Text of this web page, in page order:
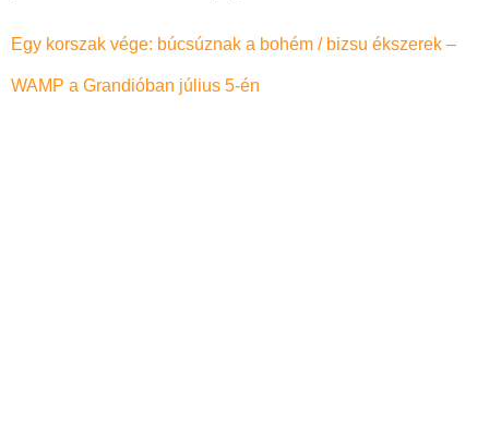
Egy korszak vége: búcsúznak a bohém / bizsu ékszerek –
WAMP a Grandióban július 5-én